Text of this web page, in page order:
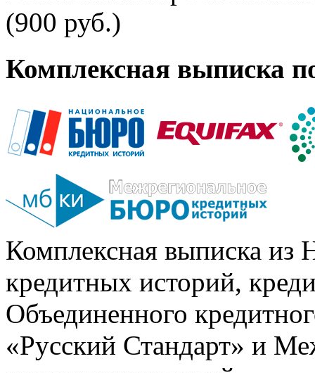
(900 руб.)
Комплексная выписка
Комплексная выписка из
кредитных историй,
Объединенного
«Русский Стандарт» и